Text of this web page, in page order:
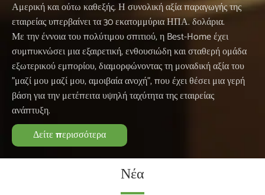
Αμερική και ούτω καθεξής. Η συνολική αξία παραγωγής της
εταιρείας υπερβαίνει τα 30 εκατομμύρια ΗΠΑ. δολάρια.
Με την έννοια του πολύτιμου σπιτιού, η Best-Home έχει
συμπυκνώσει μια εξαιρετική, ενθουσιώδη και σταθερή ομάδα
εξωτερικού εμπορίου, διαμορφώνοντας τη μοναδική αξία του
"μαζί μου μαζί μου, αμοιβαία ανοχή", που έχει θέσει μια γερή
βάση για την μετέπειτα υψηλή ταχύτητα της εταιρείας
ανάπτυξη.
Δείτε περισσότερα
Νέα